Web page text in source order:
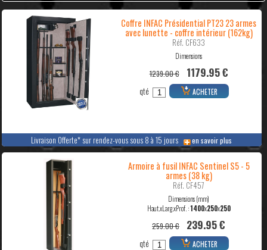
Livraison Offerte* sur rendez-vous sous 8 à 15 jours en savoir plus
Coffre INFAC Présidential PT23 23 armes
avec lunette - coffre intérieur (162kg)
Réf. CF633
Dimensions
1239.00 € 1179.95 €
qté ACHETER
Armoire à fusil INFAC Sentinel S5 - 5
armes (38 kg)
Réf. CF457
Dimensions (mm)
Haut.xLarg.xProf. :1400x250x250
259.00 € 239.95 €
qté ACHETER